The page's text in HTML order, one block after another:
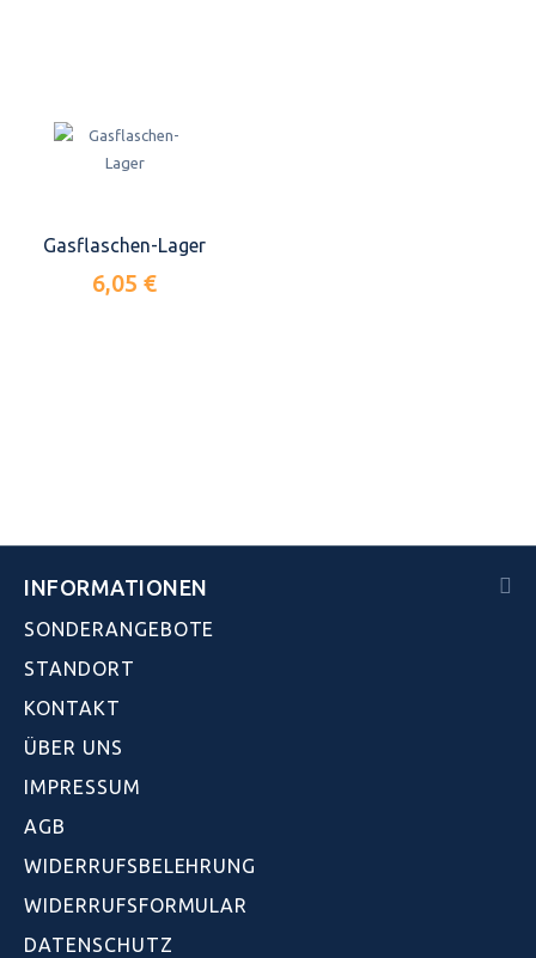
Gasflaschen-Lager
6,05 €
INFORMATIONEN
SONDERANGEBOTE
STANDORT
KONTAKT
ÜBER UNS
IMPRESSUM
AGB
WIDERRUFSBELEHRUNG
WIDERRUFSFORMULAR
DATENSCHUTZ